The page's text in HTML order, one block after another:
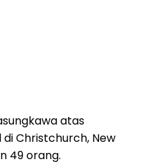
atas
Christchurch, New
49 orang.